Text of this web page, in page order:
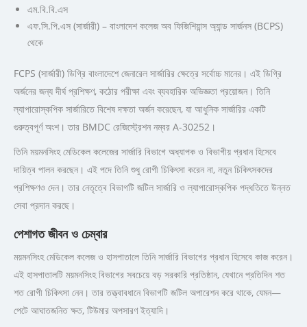
এম.বি.বি.এস
এফ.সি.পি.এস (সার্জারী) – বাংলাদেশ কলেজ অব ফিজিশিয়ান্স অ্যান্ড সার্জনস (BCPS)
থেকে
FCPS (সার্জারী) ডিগ্রি বাংলাদেশে জেনারেল সার্জারির ক্ষেত্রে সর্বোচ্চ মানের। এই ডিগ্রি
অর্জনের জন্য দীর্ঘ প্রশিক্ষণ, কঠোর পরীক্ষা এবং ব্যবহারিক অভিজ্ঞতা প্রয়োজন। তিনি
ল্যাপারোস্কপিক সার্জারিতে বিশেষ দক্ষতা অর্জন করেছেন, যা আধুনিক সার্জারির একটি
গুরুত্বপূর্ণ অংশ। তার BMDC রেজিস্ট্রেশন নম্বর A-30252।
তিনি ময়মনসিংহ মেডিকেল কলেজের সার্জারি বিভাগে অধ্যাপক ও বিভাগীয় প্রধান হিসেবে
দায়িত্ব পালন করছেন। এই পদে তিনি শুধু রোগী চিকিৎসা করেন না, নতুন চিকিৎসকদের
প্রশিক্ষণও দেন। তার নেতৃত্বে বিভাগটি জটিল সার্জারি ও ল্যাপারোস্কপিক পদ্ধতিতে উন্নত
সেবা প্রদান করছে।
পেশাগত জীবন ও চেম্বার
ময়মনসিংহ মেডিকেল কলেজ ও হাসপাতালে তিনি সার্জারি বিভাগের প্রধান হিসেবে কাজ করেন।
এই হাসপাতালটি ময়মনসিংহ বিভাগের সবচেয়ে বড় সরকারি প্রতিষ্ঠান, যেখানে প্রতিদিন শত
শত রোগী চিকিৎসা নেন। তার তত্ত্বাবধানে বিভাগটি জটিল অপারেশন করে থাকে, যেমন—
পেটে আঘাতজনিত ক্ষত, টিউমার অপসারণ ইত্যাদি।